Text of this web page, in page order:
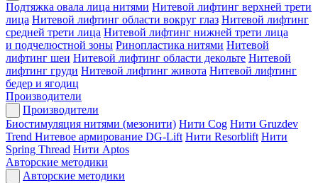
Подтяжка овала лица нитями Нитевой лифтинг верхней трети
лица Нитевой лифтинг области вокруг глаз Нитевой лифтинг
средней трети лица Нитевой лифтинг нижней трети лица
и подчелюстной зоны Ринопластика нитями Нитевой
лифтинг шеи Нитевой лифтинг области декольте Нитевой
лифтинг груди Нитевой лифтинг живота Нитевой лифтинг
бедер и ягодиц
Производители
Производители
Биостимуляция нитями (мезонити) Нити Cog Нити Gruzdev
Trend Нитевое армирование DG-Lift Нити Resorblift Нити
Spring Thread Нити Aptos
Авторские методики
Авторские методики